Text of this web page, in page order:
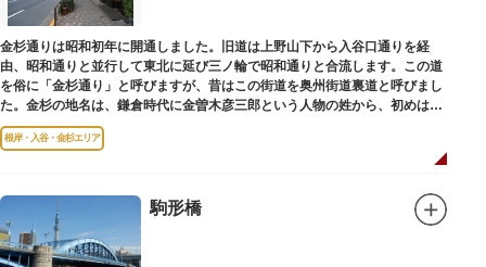
金杉通りは昭和初年に開通しました。旧道は上野山下から入谷口通りを経
由、昭和通りと並行して東北に延び三ノ輪で昭和通りと合流します。この道
を俗に「金杉通り」と呼びますが、昔はこの街道を奥州街道裏道と呼びまし
た。金杉の地名は、鎌倉時代に金曽木彦三郎という人物の姓から、初めは金
曽木、それが金杉に変わったものとされています。
根岸・入谷・金杉エリア
駒形橋